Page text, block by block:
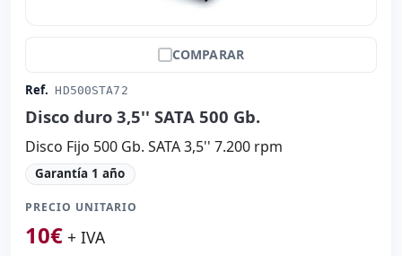
COMPARAR
Ref. HD500STA72
Disco duro 3,5'' SATA 500 Gb.
Disco Fijo 500 Gb. SATA 3,5'' 7.200 rpm
Garantía 1 año
PRECIO UNITARIO
10€ + IVA